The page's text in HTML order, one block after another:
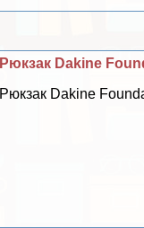
Рюкзак Dakine
Рюкзак Dakine